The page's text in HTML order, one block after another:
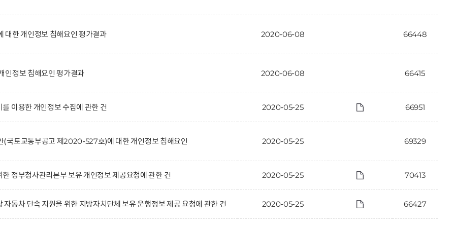
대한 개인정보 침해요인 평가결과 2020-06-08 66448
인정보 침해요인 평가결과 2020-06-08 66415
이용한 개인정보 수집에 관한 건 2020-05-25 66951
(국토교통부공고 제2020-527호)에 대한 개인정보 침해요인 2020-05-25 69329
정부청사관리본부 보유 개인정보 제공요청에 관한 건 2020-05-25 70413
동차 단속 지원을 위한 지방자치단체 보유 운행정보 제공 요청에 관한 건 2020-05-25 66427